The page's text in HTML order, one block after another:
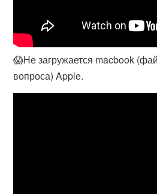
😱Не загружается macbook
вопроса) Apple.